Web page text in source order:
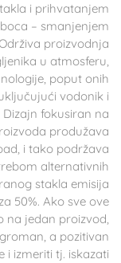
i prihvatanjem
– smanjenjem
proizvodnja
u atmosferu,
poput onih
vodonik i
fokusiran na
produžava
i tako podržava
alternativnih
stakla emisija
50%. Ako sve ove
na jedan proizvod,
a pozitivan
i izmeriti tj. iskazati